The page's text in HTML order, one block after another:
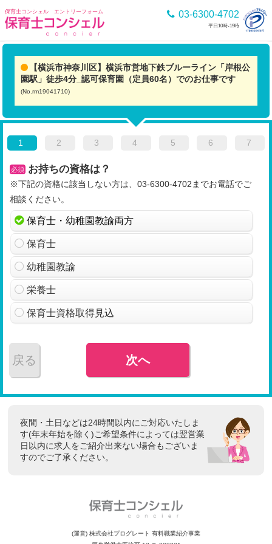
保育士コンシェル エントリーフォーム 03-6300-4702
平日10時-19時
【横浜市神奈川区】横浜市営地下鉄ブルーライン「岸根公
園駅」徒歩4分_認可保育園（定員60名）でのお仕事です
(No.rm19041710)
1 2 3 4 5 6 7
必須 お持ちの資格は？
※下記の資格に該当しない方は、03-6300-4702までお電話でご
相談ください。
保育士・幼稚園教諭両方
保育士
幼稚園教諭
栄養士
保育士資格取得見込
戻る 次へ
夜間・土日などは24時間以内にご対応いたしま
す(年末年始を除く)ご希望条件によっては翌営業
日以内に求人をご紹介出来ない場合もございま
すのでご了承ください。
(運営) 株式会社プログレート 有料職業紹介事業